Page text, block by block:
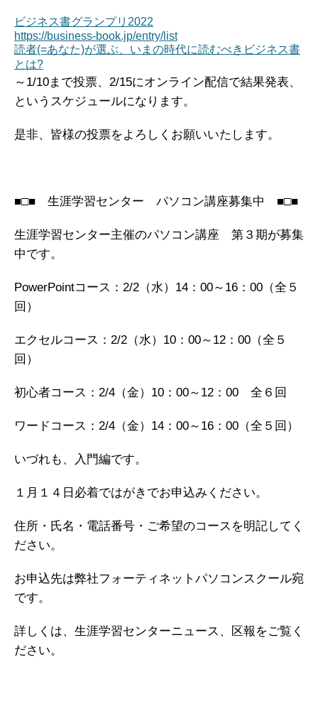
ビジネス書グランプリ2022
https://business-book.jp/entry/list
読者(=あなた)が選ぶ、いまの時代に読むべきビジネス書
とは?
～1/10まで投票、2/15にオンライン配信で結果発表、
というスケジュールになります。
是非、皆様の投票をよろしくお願いいたします。
■□■ 生涯学習センター パソコン講座募集中 ■□■
生涯学習センター主催のパソコン講座 第３期が募集
中です。
PowerPointコース：2/2（水）14：00～16：00（全５
回）
エクセルコース：2/2（水）10：00～12：00（全５
回）
初心者コース：2/4（金）10：00～12：00 全６回
ワードコース：2/4（金）14：00～16：00（全５回）
いづれも、入門編です。
１月１４日必着ではがきでお申込みください。
住所・氏名・電話番号・ご希望のコースを明記してく
ださい。
お申込先は弊社フォーティネットパソコンスクール宛
です。
詳しくは、生涯学習センターニュース、区報をご覧く
ださい。